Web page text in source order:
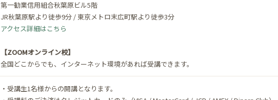
第一勧業信用組合秋葉原ビル5階
JR秋葉原駅より徒歩9分 / 東京メトロ末広町駅より徒歩3分
アクセス詳細はこちら
【ZOOMオンライン校】
全国どこからでも、インターネット環境があれば受講できます。
・受講生1名様からの開講となります。